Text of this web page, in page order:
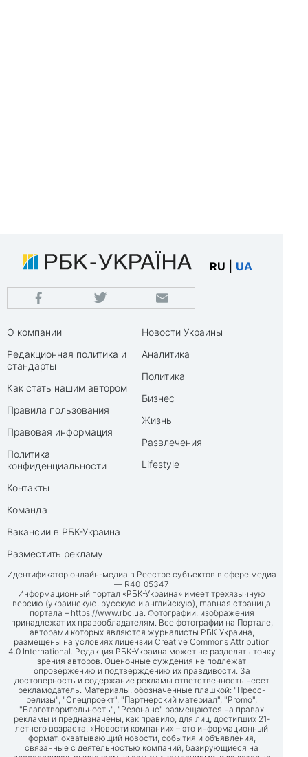
RU UA
О компании
Редакционная политика и
стандарты
Как стать нашим автором
Правила пользования
Правовая информация
Политика
конфиденциальности
Контакты
Команда
Вакансии в РБК-Украина
Разместить рекламу
Новости Украины
Аналитика
Политика
Бизнес
Жизнь
Развлечения
Lifestyle
Идентификатор онлайн-медиа в Реестре субъектов в сфере медиа
— R40-05347
Информационный портал «РБК-Украина» имеет трехязычную
версию (украинскую, русскую и английскую), главная страница
портала – https://www.rbc.ua. Фотографии, изображения
принадлежат их правообладателям. Все фотографии на Портале,
авторами которых являются журналисты РБК-Украина,
размещены на условиях лицензии Creative Commons Attribution
4.0 International. Редакция РБК-Украина может не разделять точку
зрения авторов. Оценочные суждения не подлежат
опровержению и подтверждению их правдивости. За
достоверность и содержание рекламы ответственность несет
рекламодатель. Материалы, обозначенные плашкой: "Пресс-
релизы", "Спецпроект", "Партнерский материал", "Promo",
"Благотворительность", "Резонанс" размещаются на правах
рекламы и предназначены, как правило, для лиц, достигших 21-
летнего возраста. «Новости компании» – это информационный
формат, охватывающий новости, события и объявления,
связанные с деятельностью компаний, базирующиеся на